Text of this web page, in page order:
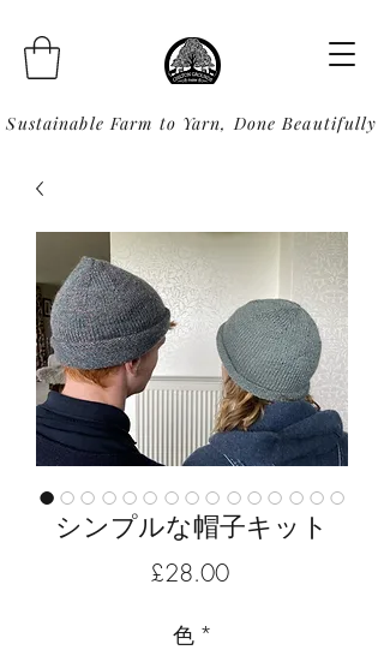
Sustainable Farm to Yarn, Done Beautifully
シンプルな帽子キット
£28.00価
色 *